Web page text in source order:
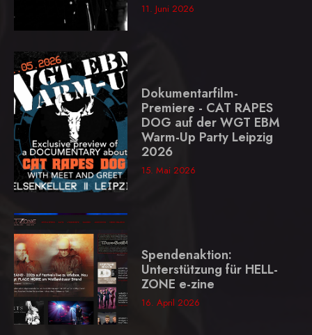
11. Juni 2026
Dokumentarfilm-
Premiere - CAT RAPES
DOG auf der WGT EBM
Warm-Up Party Leipzig
2026
15. Mai 2026
Spendenaktion:
Unterstützung für HELL-
ZONE e-zine
16. April 2026